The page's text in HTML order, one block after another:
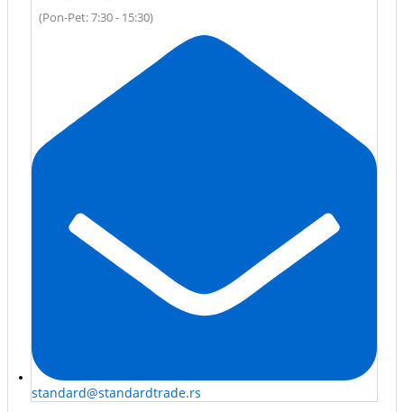
(Pon-Pet: 7:30 - 15:30)
standard@standardtrade.rs